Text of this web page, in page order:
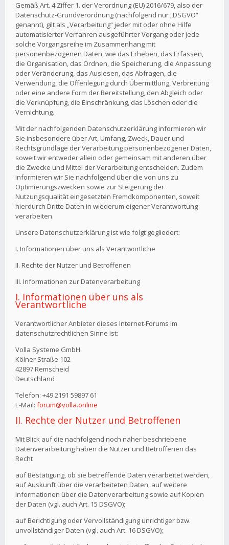
Gemäß Art. 4 Ziffer 1. der Verordnung (EU) 2016/679, also der
Datenschutz-Grundverordnung (nachfolgend nur „DSGVO“
genannt), gilt als „Verarbeitung“ jeder mit oder ohne Hilfe
automatisierter Verfahren ausgeführter Vorgang oder jede
solche Vorgangsreihe im Zusammenhang mit
personenbezogenen Daten, wie das Erheben, das Erfassen,
die Organisation, das Ordnen, die Speicherung, die Anpassung
oder Veränderung, das Auslesen, das Abfragen, die
Verwendung, die Offenlegung durch Übermittlung, Verbreitung
oder eine andere Form der Bereitstellung, den Abgleich oder
die Verknüpfung, die Einschränkung, das Löschen oder die
Vernichtung.
Mit der nachfolgenden Datenschutzerklärung informieren wir
Sie insbesondere über Art, Umfang, Zweck, Dauer und
Rechtsgrundlage der Verarbeitung personenbezogener Daten,
soweit wir entweder allein oder gemeinsam mit anderen über
die Zwecke und Mittel der Verarbeitung entscheiden. Zudem
informieren wir Sie nachfolgend über die von uns zu
Optimierungszwecken sowie zur Steigerung der
Nutzungsqualität eingesetzten Fremdkomponenten, soweit
hierdurch Dritte Daten in wiederum eigener Verantwortung
verarbeiten.
Unsere Datenschutzerklärung ist wie folgt gegliedert:
I. Informationen über uns als Verantwortliche
II. Rechte der Nutzer und Betroffenen
III. Informationen zur Datenverarbeitung
I. Informationen über uns als
Verantwortliche
Verantwortlicher Anbieter dieses Internet-Forums im
datenschutzrechtlichen Sinne ist:
Volla Systeme GmbH
Kölner Straße 102
42897 Remscheid
Deutschland
Telefon: +49 2191 59897 61
E-Mail: forum@volla.online
II. Rechte der Nutzer und Betroffenen
Mit Blick auf die nachfolgend noch näher beschriebene
Datenverarbeitung haben die Nutzer und Betroffenen das
Recht
auf Bestätigung, ob sie betreffende Daten verarbeitet werden,
auf Auskunft über die verarbeiteten Daten, auf weitere
Informationen über die Datenverarbeitung sowie auf Kopien
der Daten (vgl. auch Art. 15 DSGVO);
auf Berichtigung oder Vervollständigung unrichtiger bzw.
unvollständiger Daten (vgl. auch Art. 16 DSGVO);